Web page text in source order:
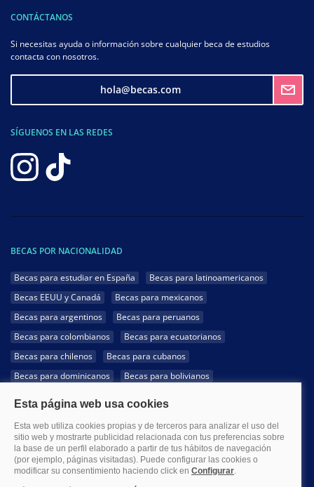
CONTÁCTANOS
Si necesitas ayuda o información sobre cualquier beca de estudios
contacta con nosotros.
hola@becas.com
SÍGUENOS EN LAS REDES
BECAS POR NACIONALIDAD
Becas para estudiar en España
Becas para latinoamericanos
Becas EEUU y Canadá
Becas para mexicanos
Becas para argentinos
Becas para peruanos
Becas para colombianos
Becas para ecuatorianos
Becas para chilenos
Becas para cubanos
Becas para dominicanos
Becas para bolivianos
Becas para hondureños
Becas para paraguayos
Becas para uruguayos
Becas para salvadoreños